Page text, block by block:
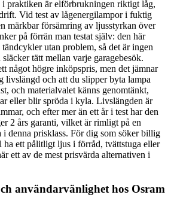
i praktiken är elförbrukningen riktigt låg,
Vid test av lågenergilampor i fuktig
märkbar försämring av ljusstyrkan över
på förrän man testat själv: den här
utan problem, så det är ingen
tätt mellan varje garagebesök.
något högre inköpspris, men det jämnar
livslängd och att du slipper byta lampa
och materialvalet känns genomtänkt,
eller blir spröda i kyla. Livslängden är
och efter mer än ett år i test har den
2 års garanti, vilket är rimligt på en
i denna prisklass. För dig som söker billig
ett pålitligt ljus i förråd, tvättstuga eller
ett av de mest prisvärda alternativen i
användarvänlighet hos Osram